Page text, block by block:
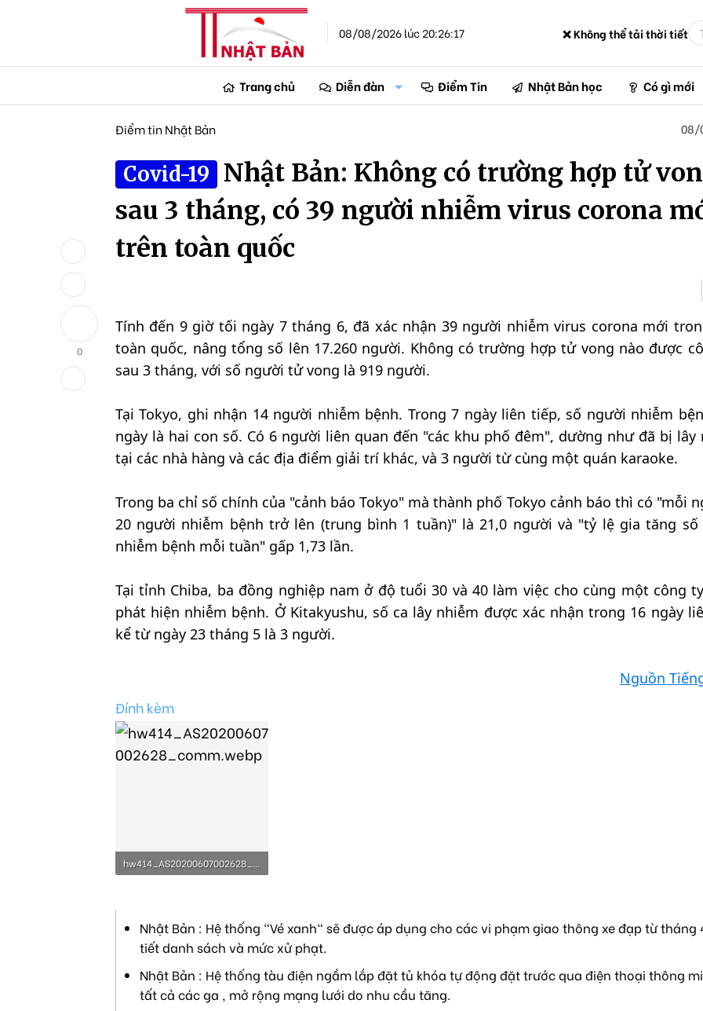
08/08/2026 lúc 20:26:17 ❌ Không thể tải thời tiết
Trang chủ Diễn đàn Điểm Tin Nhật Bản học Có gì mới
0
Điểm tin Nhật Bản 08/
Covid-19
Nhật Bản: Không có trường hợp tử
sau 3 tháng, có 39 người nhiễm virus corona
trên toàn quốc
Tính đến 9 giờ tối ngày 7 tháng 6, đã xác nhận 39 người nhiễm virus corona mới
toàn quốc, nâng tổng số lên 17.260 người. Không có trường hợp tử vong nào được
sau 3 tháng, với số người tử vong là 919 người.
Tại Tokyo, ghi nhận 14 người nhiễm bệnh. Trong 7 ngày liên tiếp, số người nhiễm
ngày là hai con số. Có 6 người liên quan đến "các khu phố đêm", dường như đã bị lây
tại các nhà hàng và các địa điểm giải trí khác, và 3 người từ cùng một quán karaoke.
Trong ba chỉ số chính của "cảnh báo Tokyo" mà thành phố Tokyo cảnh báo thì có "mỗi
20 người nhiễm bệnh trở lên (trung bình 1 tuần)" là 21,0 người và "tỷ lệ gia tăng số
nhiễm bệnh mỗi tuần" gấp 1,73 lần.
Tại tỉnh Chiba, ba đồng nghiệp nam ở độ tuổi 30 và 40 làm việc cho cùng một công
phát hiện nhiễm bệnh. Ở Kitakyushu, số ca lây nhiễm được xác nhận trong 16 ngày
kể từ ngày 23 tháng 5 là 3 người.
Nguồn
Đính kèm
hw414_AS20200607002628_comm.webp
Nhật Bản : Hệ thống "Vé xanh" sẽ được áp dụng cho các vi phạm giao thông xe đạp từ tháng
tiết danh sách và mức xử phạt.
Nhật Bản : Hệ thống tàu điện ngầm lắp đặt tủ khóa tự động đặt trước qua điện thoại thông
tất cả các ga , mở rộng mạng lưới do nhu cầu tăng.